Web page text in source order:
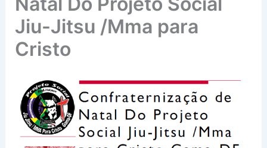
Jiu-Jitsu /Mma para
Cristo